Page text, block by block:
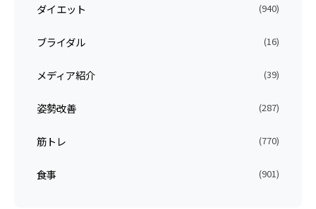
ダイエット (940)
ブライダル (16)
メディア紹介 (39)
姿勢改善 (287)
筋トレ (770)
食事 (901)